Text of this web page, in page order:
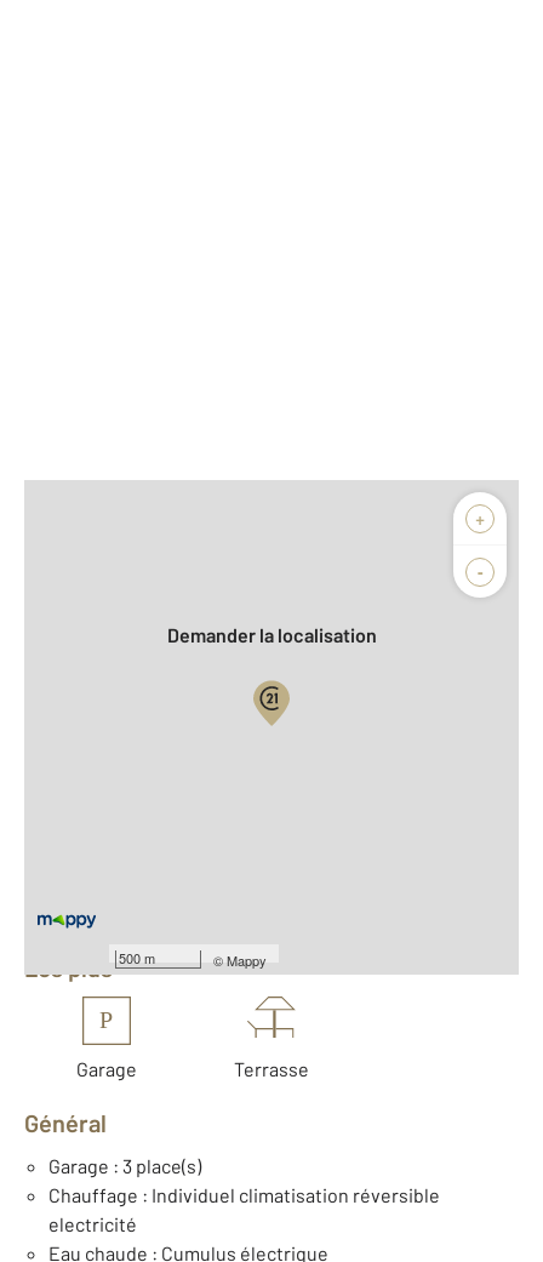
+
-
500 m ©Mappy
Biens vendus
Demander la localisation
Équipements
Les plus
P
Garage Terrasse
Général
Garage : 3 place(s)
Chauffage : Individuel climatisation réversible
electricité
Eau chaude : Cumulus électrique